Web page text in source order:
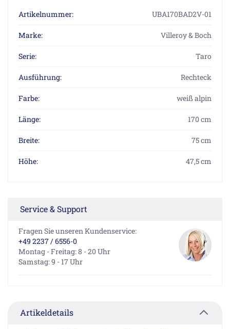
Artikelnummer: UBA170BAD2V-01
Marke: Villeroy & Boch
Serie: Taro
Ausführung: Rechteck
Farbe: weiß alpin
Länge: 170 cm
Breite: 75 cm
Höhe: 47,5 cm
Service & Support
Fragen Sie unseren Kundenservice:
+49 2237 / 6556-0
Montag - Freitag: 8 - 20 Uhr
Samstag: 9 - 17 Uhr
Artikeldetails